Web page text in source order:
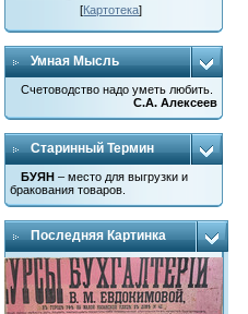
[Картотека]
Умная Мысль
Счетоводство надо уметь любить.
С.А. Алексеев
Старинный Термин
БУЯН – место для выгрузки и
бракования товаров.
Последняя Картинка